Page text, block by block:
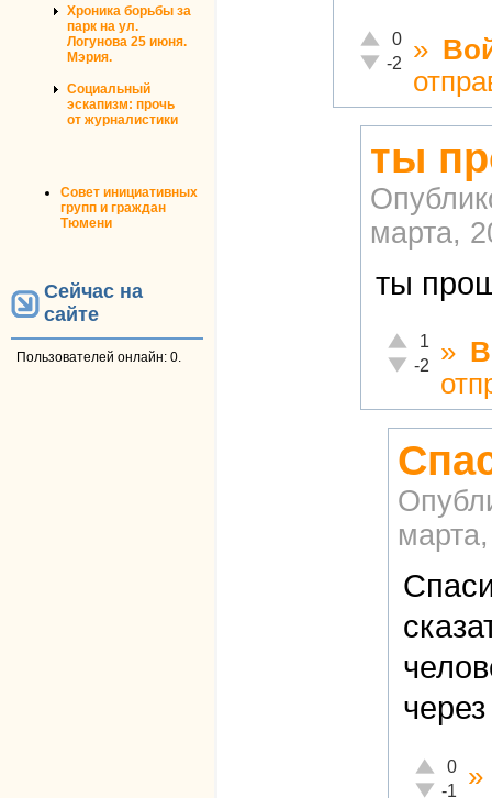
Хроника борьбы за
парк на ул.
Логунова 25 июня.
Мэрия.
Социальный
эскапизм: прочь
от журналистики
Совет инициативных
групп и граждан
Тюмени
Сейчас на
сайте
Пользователей онлайн: 0.
Отлично!
0
Неадекватно!
-2 »
ты
марта,
ты
Отлично!
1
Неадекватно!
-2 »
Отлично!
0
-1
»